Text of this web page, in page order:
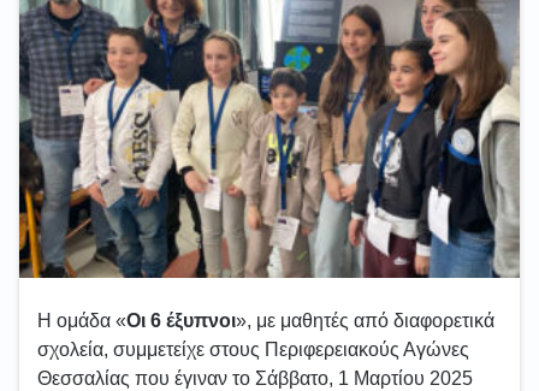
Η ομάδα «Οι 6 έξυπνοι», με μαθητές από διαφορετικά
σχολεία, συμμετείχε στους Περιφερειακούς Αγώνες
Θεσσαλίας που έγιναν το Σάββατο, 1 Μαρτίου 2025